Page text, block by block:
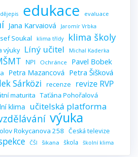
dějepis edukace evaluace
Jana Karvaiová
Jaromír Vrbka
Soukal klima třídy klima školy
výuky Líný učitel Michal Kaderka
NPI Ochránce Pavel Bobek
Petra Mazancová Petra Šišková
Sárközi recenze revize RVP
maturita Taťána Pohořalová
klima učitelská platforma
výuka
Rokycanova 258 Česká televize
ČŠI šikana škola školní klima